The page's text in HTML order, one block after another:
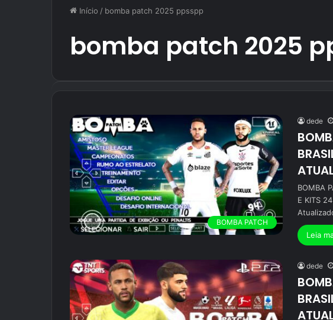
Início / bomba patch 2025 ppsspp
bomba patch 2025
BOMBA PATCH
dede
BOMBA
E KITS
Leia
dede